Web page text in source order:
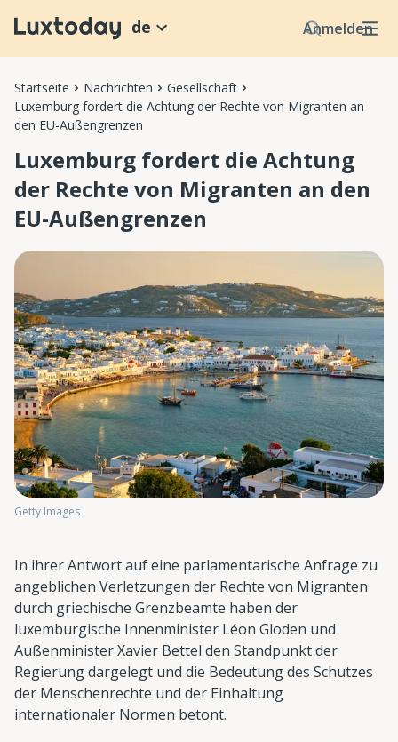
Anmelden
de
Startseite Nachrichten
Gesellschaft
Luxemburg fordert die Achtung der Rechte von Migranten an
den EU-Außengrenzen
Luxemburg fordert die Achtung
der Rechte von Migranten an den
EU-Außengrenzen
Getty Images
In ihrer Antwort auf eine parlamentarische Anfrage zu
angeblichen Verletzungen der Rechte von Migranten
durch griechische Grenzbeamte haben der
luxemburgische Innenminister Léon Gloden und
Außenminister Xavier Bettel den Standpunkt der
Regierung dargelegt und die Bedeutung des Schutzes
der Menschenrechte und der Einhaltung
internationaler Normen betont.